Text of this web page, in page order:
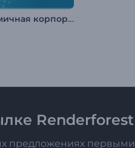
Динамичная корпоративная презентация
Renderforest
предложениях первыми